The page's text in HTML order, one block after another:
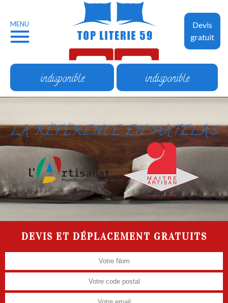
Devis
gratuit
MENU
indisponible indisponible
LA RÉFÉRENCE EN MATELAS
DEVIS ET DÉPLACEMENT GRATUITS